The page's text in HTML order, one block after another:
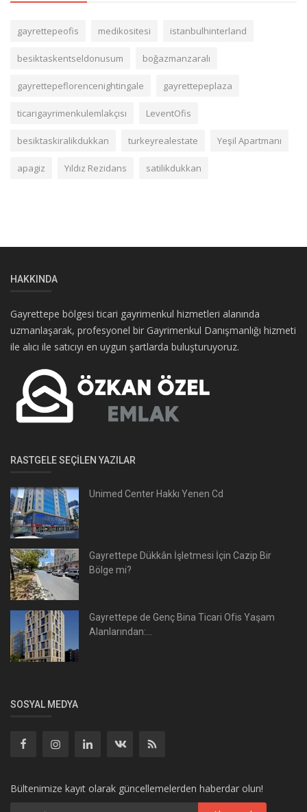
gayrettepeofis medikositesi istanbulhinterland
besiktaskentseldonusum boğazmanzaralı
gayrettepeflorencenightingale gayrettepeplaza
ticarigayrimenkulemlakçısı LeventOfis
besiktaskiralikdukkan turkeyrealestate Yeşil Apartmanı
apagiz Yıldız Rezidans satilikdukkan
HAKKINDA
Gayrettepe bölgesi ticari gayrimenkul hizmetleri alanında
uzmanlaşarak, profesyonel bir Gayrimenkul Danışmanlığı hizmeti
ile alıcı ile satıcıyı en uygun şartlarda buluşturuyoruz.
RASTGELE SEÇILEN YAZILAR
Unimed Center Hakkı Yenen Cd
Gayrettepe Dükkân İşletmesi İçin Cazip Bir
Bölge mi?
Gayrettepe de Genç Bina Ticari Ofis Yaşam
Alanlarından:...
SOSYAL MEDYA
Bültenimize kayıt olarak güncellemelerden haberdar olun!